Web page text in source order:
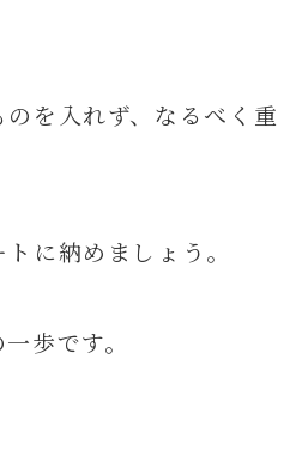
を入れず、なるべく重
に納めましょう。
歩です。